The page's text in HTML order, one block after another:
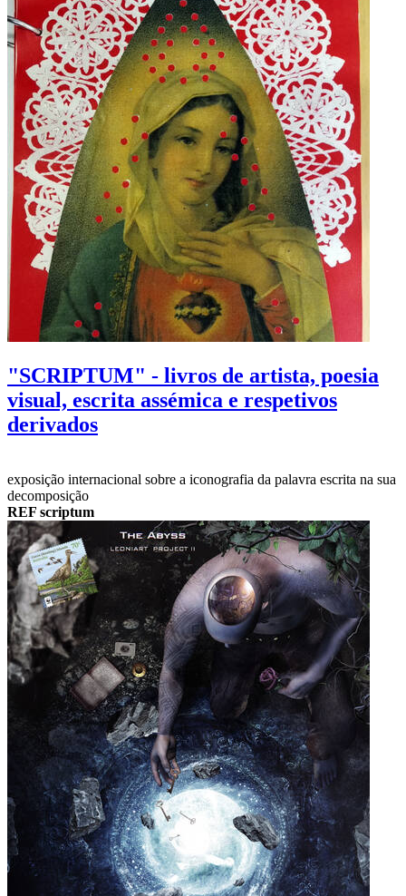
"SCRIPTUM" - livros de artista, poesia
visual, escrita assémica e respetivos
derivados
exposição internacional sobre a iconografia da palavra escrita na sua
decomposição
REF scriptum